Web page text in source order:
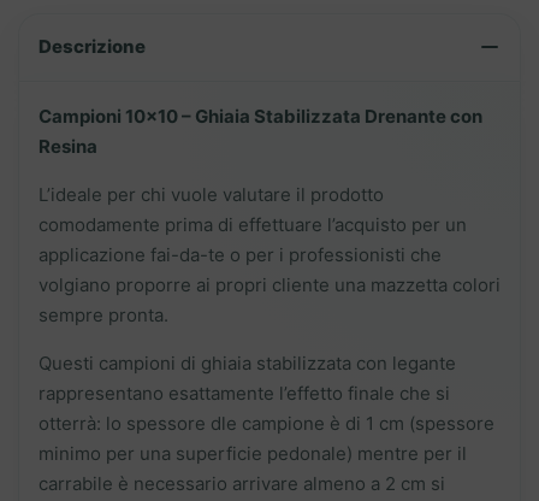
Descrizione
Campioni 10×10 – Ghiaia Stabilizzata Drenante con
Resina
L’ideale per chi vuole valutare il prodotto
comodamente prima di effettuare l’acquisto per un
applicazione fai-da-te o per i professionisti che
volgiano proporre ai propri cliente una mazzetta colori
sempre pronta.
Questi campioni di ghiaia stabilizzata con legante
rappresentano esattamente l’effetto finale che si
otterrà: lo spessore dle campione è di 1 cm (spessore
minimo per una superficie pedonale) mentre per il
carrabile è necessario arrivare almeno a 2 cm si